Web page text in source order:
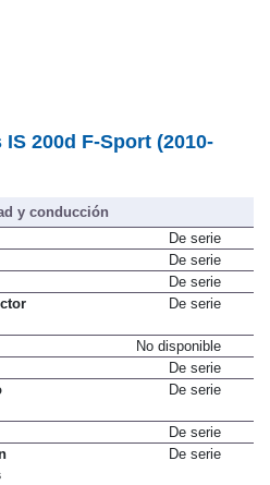
IS 200d F-Sport (2010-
y conducción
De serie
De serie
De serie
De serie
No disponible
De serie
De serie
De serie
De serie